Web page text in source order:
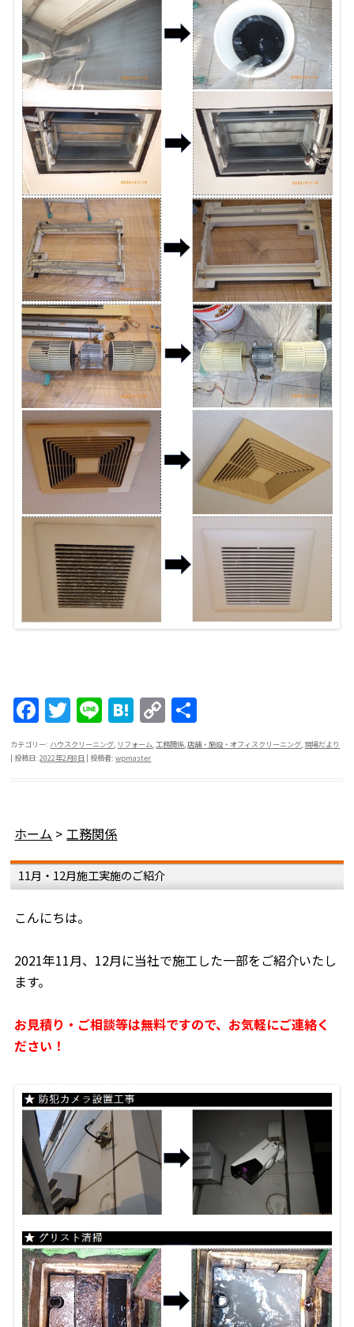
F
a
c
o
o
k
T
w
itt
Li
n
e
H
at
e
C
o
p
k
有
カテゴリー: ハウスクリーニング, リフォーム,工務関係,店舗・施設・オフィスクリーニング, 現場だより
| 投稿日:2022年2月8日 |投稿者:wpmaster
ホーム > 工務関係
11月・12月施工実施のご紹介
こんにちは。
2021年11月、12月に当社で施工した一部をご紹介いたし
ます。
お見積り・ご相談等は無料ですので、お気軽にご連絡く
ださい！